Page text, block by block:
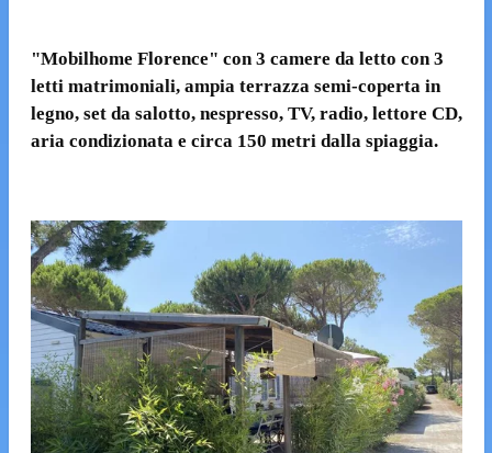
"Mobilhome Florence" con 3 camere da letto con 3
letti matrimoniali, ampia terrazza semi-coperta in
legno, set da salotto, nespresso, TV, radio, lettore CD,
aria condizionata e circa 150 metri dalla spiaggia.